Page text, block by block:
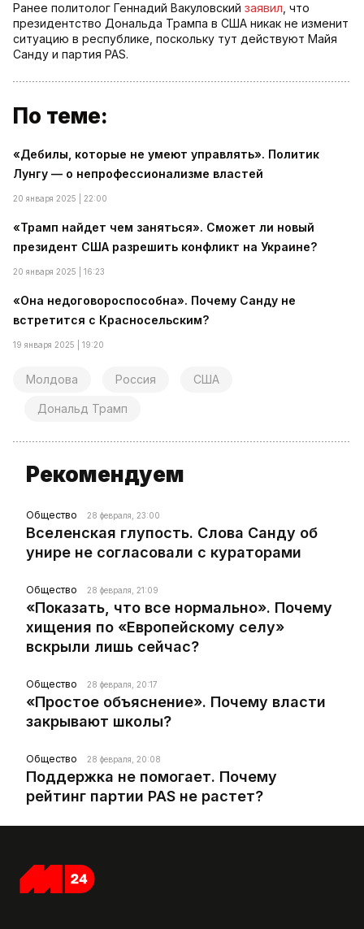
Ранее политолог Геннадий Вакуловский заявил , что
президентство Дональда Трампа в США никак не изменит
ситуацию в республике, поскольку тут действуют Майя
Санду и партия PAS.
По теме:
«Дебилы, которые не умеют управлять». Политик
Лунгу — о непрофессионализме властей
20 января 2025 | 22:00
«Трамп найдет чем заняться». Сможет ли новый
президент США разрешить конфликт на Украине?
20 января 2025 | 16:23
«Она недоговороспособна». Почему Санду не
встретится с Красносельским?
19 января 2025 | 19:20
Молдова Россия США
Дональд Трамп
Рекомендуем
Общество 28 февраля, 23:00
Вселенская глупость. Слова Санду об
унире не согласовали с кураторами
Общество 28 февраля, 21:09
«Показать, что все нормально». Почему
хищения по «Европейскому селу»
вскрыли лишь сейчас?
Общество 28 февраля, 20:17
«Простое объяснение». Почему власти
закрывают школы?
Общество 28 февраля, 20:08
Поддержка не помогает. Почему
рейтинг партии PAS не растет?